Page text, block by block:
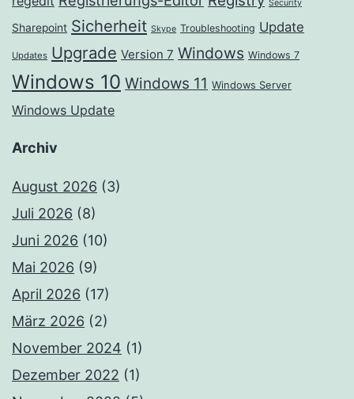
Security
Sharepoint Sicherheit Skype Troubleshooting Update
Updates Upgrade Version 7 Windows Windows 7
Windows 10 Windows 11 Windows Server
Windows Update
Archiv
August 2026 (3)
Juli 2026 (8)
Juni 2026 (10)
Mai 2026 (9)
April 2026 (17)
März 2026 (2)
November 2024 (1)
Dezember 2022 (1)